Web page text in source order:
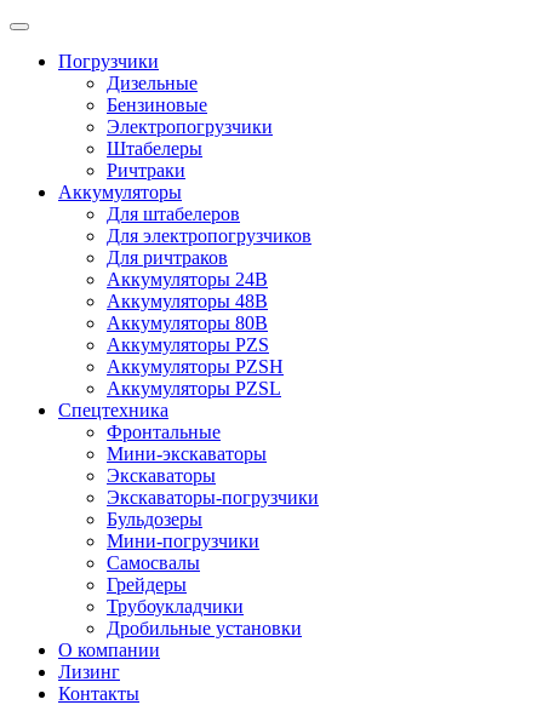
Погрузчики
Дизельные
Бензиновые
Электропогрузчики
Штабелеры
Ричтраки
Аккумуляторы
Для штабелеров
Для электропогрузчиков
Для ричтраков
Аккумуляторы 24В
Аккумуляторы 48В
Аккумуляторы 80В
Аккумуляторы PZS
Аккумуляторы PZSH
Аккумуляторы PZSL
Спецтехника
Фронтальные
Мини-экскаваторы
Экскаваторы
Экскаваторы-погрузчики
Бульдозеры
Мини-погрузчики
Самосвалы
Грейдеры
Трубоукладчики
Дробильные установки
О компании
Лизинг
Контакты